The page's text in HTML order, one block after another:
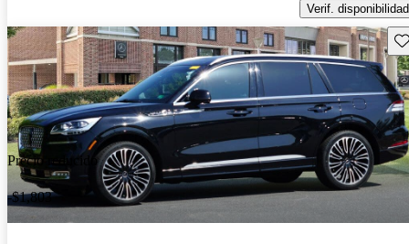
Verif. disponibilidad
Precio reducido
-$1,803